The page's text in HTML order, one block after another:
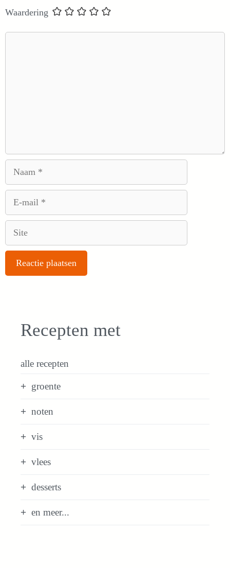
Waardering
Recepten met
alle recepten
groente
noten
vis
vlees
desserts
en meer...